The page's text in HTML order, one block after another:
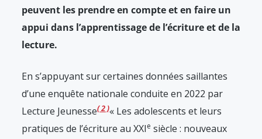
peuvent les prendre en compte et en faire un
appui dans l’apprentissage de l’écriture et de la
lecture.
En s’appuyant sur certaines données saillantes
d’une enquête nationale conduite en 2022 par
Lecture Jeunesse 2 « Les adolescents et leurs
pratiques de l’écriture au XXIe siècle : nouveaux